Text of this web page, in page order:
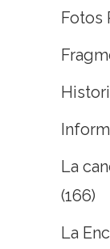
Fotos
La
(166)
La